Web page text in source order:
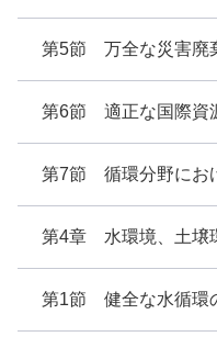
第5節 万全な災害廃
第6節 適正な国際資
第7節 循環分野にお
第4章 水環境、土壌
第1節 健全な水循環